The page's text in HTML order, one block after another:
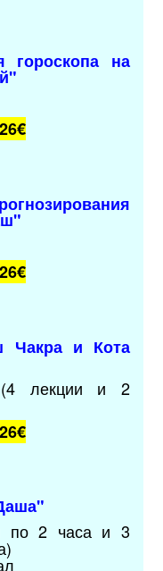
гороскопа на
€
€
Чакра и Кота
лекции и 2
€
по 2 часа и 3